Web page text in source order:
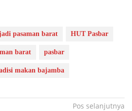
pasaman barat HUT Pasbar
barat pasbar
makan bajamba
Pos selanjutnya